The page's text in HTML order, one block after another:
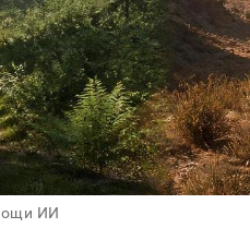
ИИ